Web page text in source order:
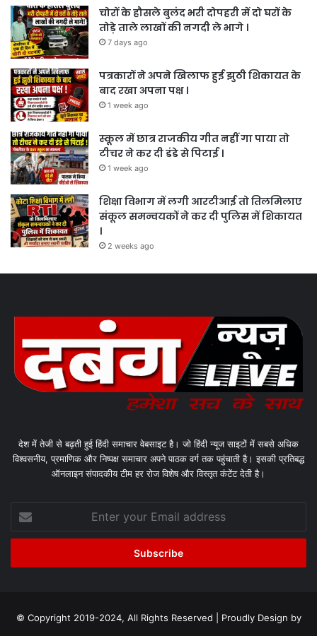
चोरों के हौसले बुलंद भरी दोपहरी में दो घरों के
तोड़े ताले लाखों की नगदी ले भागे ।
7 days ago
पत्रकारों ने अपने खिलाफ हुई झुठी शिकायत के
बाद रखा अपना पक्ष ।
1 week ago
स्कूल में छात्र राजकीय गीत नहीं गा पाया तो
टीचर ने कर दी डंडे से पिटाई ।
1 week ago
शिक्षा विभाग में लगी आरटीआई तो तिलमिलाए
संकूल समन्वयकों ने कर दी पुलिस में शिकायत
।
2 weeks ago
देश में तेजी से बढ़ती हुई हिंदी समाचार वेबसाइट है। जो हिंदी न्यूज साइटों में सबसे अधिक
विश्वसनीय, प्रमाणिक और निष्पक्ष समाचार अपने पाठक वर्ग तक पहुंचाती है। इसकी प्रतिबद्ध
ऑनलाइन संपादकीय टीम हर रोज विशेष और विस्तृत कंटेंट देती है।
your
Email
© Copyright 2019-2024, All Rights Reserved | Proudly Design by